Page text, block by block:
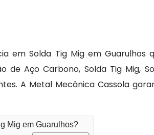
em Solda Tig Mig em Guarulhos
Aço Carbono, Solda Tig Mig,
A Metal Mecânica Cassola
Mig em Guarulhos?